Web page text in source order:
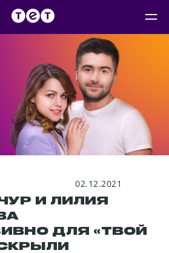
02.12.2021
И ЛИЛИЯ
ДЛЯ «ТВОЙ